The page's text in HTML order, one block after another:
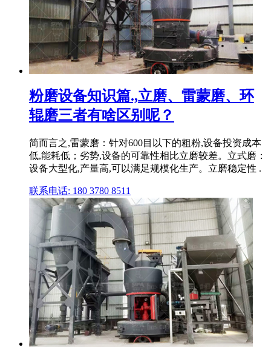
粉磨设备知识篇.,立磨、雷蒙磨、环
辊磨三者有啥区别呢？
简而言之,雷蒙磨：针对600目以下的粗粉,设备投资成本
低,能耗低；劣势,设备的可靠性相比立磨较差。立式磨：
设备大型化,产量高,可以满足规模化生产。立磨稳定性 .
联系电话: 180 3780 8511